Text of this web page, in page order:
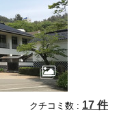
クチコミ数 : 17 件